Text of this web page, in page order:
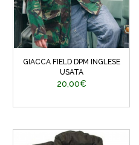
GIACCA FIELD DPM INGLESE
USATA
20,00€